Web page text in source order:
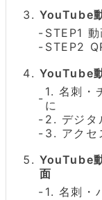
YouTube
STEP1
STEP2
YouTube
1. 名刺・
に
2. デジタ
3. アクセ
YouTube
面
1. 名刺・